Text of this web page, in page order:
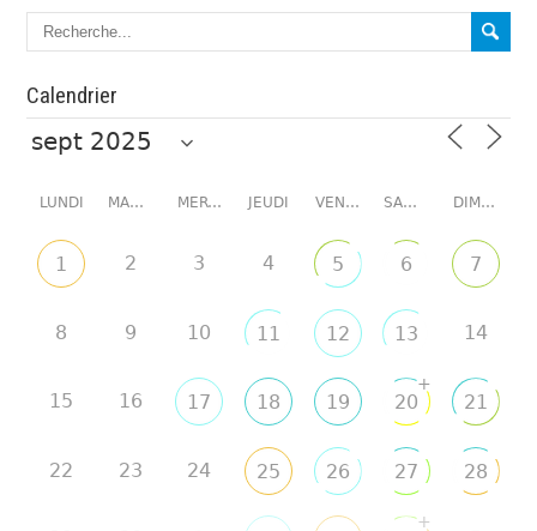
Calendrier
LUNDI MARDI MERCREDI JEUDI VENDREDI SAMEDI DIMANCHE
1 2 3 4 5 6 7
8 9 10 11 12 13 14
15 16 17 18 19 20
+
21
22 23 24 25 26 27 28
+